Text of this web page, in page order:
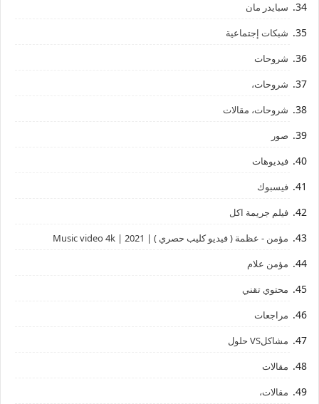
سبايدر مان
شبكات إجتماعية
شروحات
شروحات،
شروحات، مقالات
صور
فيديوهات
فيسبوك
فيلم جريمة اكل
مؤمن - عظمة ( فيديو كليب حصري ) | 2021 | Music video 4k
مؤمن علام
محتوي تقني
مراجعات
مشاكلVS حلول
مقالات
مقالات،